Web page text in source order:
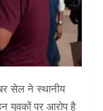
सेल ने स्थानीय
युवकों पर आरोप है